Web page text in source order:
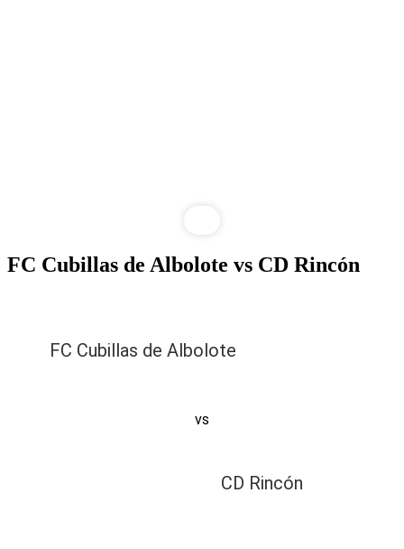
FC Cubillas de Albolote vs CD Rincón
FC Cubillas de Albolote
vs
CD Rincón